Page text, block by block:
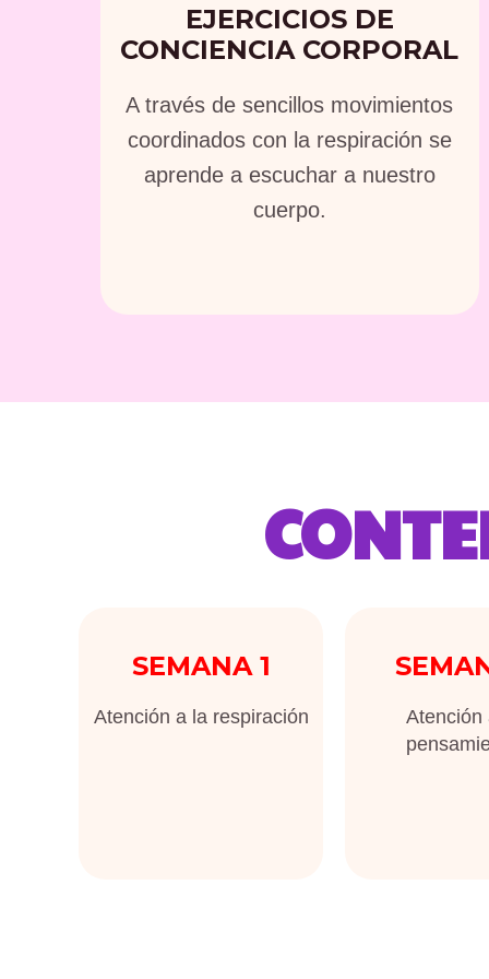
EJERCICIOS DE
CONCIENCIA CORPORAL
A través de sencillos movimientos
coordinados con la respiración se
aprende a escuchar a nuestro
cuerpo.
SEMANA 1
Atención a la respiración
Atención